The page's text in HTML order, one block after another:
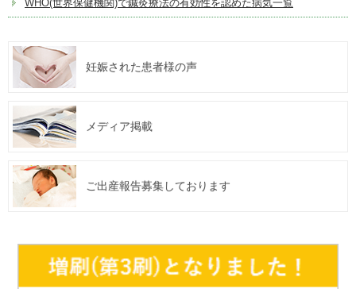
WHO(世界保健機関)で鍼灸療法の有効性を認めた病気一覧
妊娠された患者様の声
メディア掲載
ご出産報告募集しております